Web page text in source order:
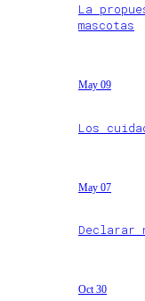
La
mascotas
May 09
Los
May 07
Declarar
Oct 30